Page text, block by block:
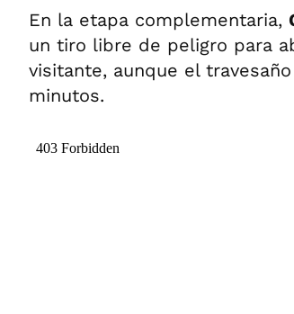
En la etapa complementaria,
un tiro libre de peligro para
visitante, aunque el
minutos.